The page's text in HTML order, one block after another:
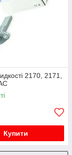
2170, 2171,
Купити